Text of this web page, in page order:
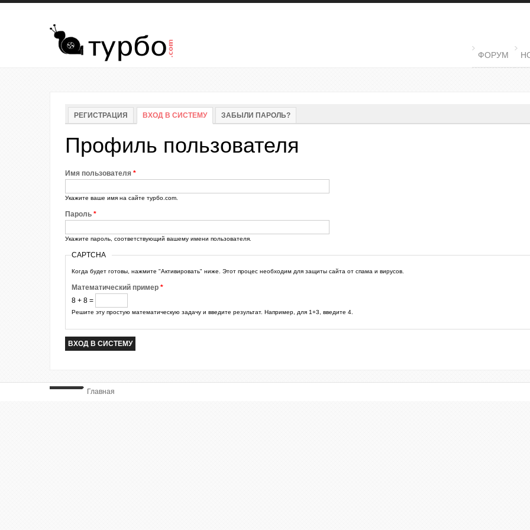
Перейти к основному содержанию
MAIN MENU
ФОРУМ
Главные вкладки
РЕГИСТРАЦИЯ ВХОД В СИСТЕМУ(АКТИВНАЯ ВКЛАДКА)
ЗАБЫЛИ ПАРОЛЬ?
Профиль пользователя
Имя пользователя *
Укажите ваше имя на сайте турбо.com.
Пароль *
Укажите пароль, соответствующий вашему имени пользователя.
CAPTCHA
Когда будет готовы, нажмите "Активировать" ниже. Этот процес необходим для защиты сайта от спама и вирусов.
Математический пример *
8 + 8 =
Решите эту простую математическую задачу и введите результат. Например, для 1+3, введите 4.
Главная